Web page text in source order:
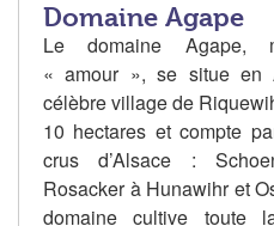
Domaine Agape
Le domaine Agape,
« amour », se situe en
célèbre village de
10 hectares et compte
crus d’Alsace :
Rosacker à Hunawihr et
domaine cultive toute